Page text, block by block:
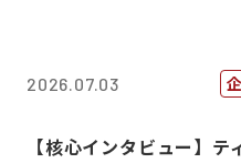
2026.07.03
【核心インタビュー】